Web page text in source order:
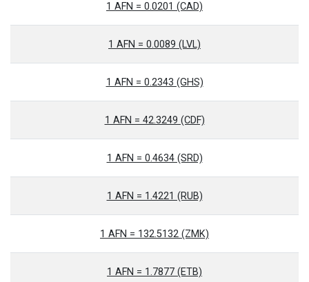
1 AFN = 0.0201 (CAD)
1 AFN = 0.0089 (LVL)
1 AFN = 0.2343 (GHS)
1 AFN = 42.3249 (CDF)
1 AFN = 0.4634 (SRD)
1 AFN = 1.4221 (RUB)
1 AFN = 132.5132 (ZMK)
1 AFN = 1.7877 (ETB)